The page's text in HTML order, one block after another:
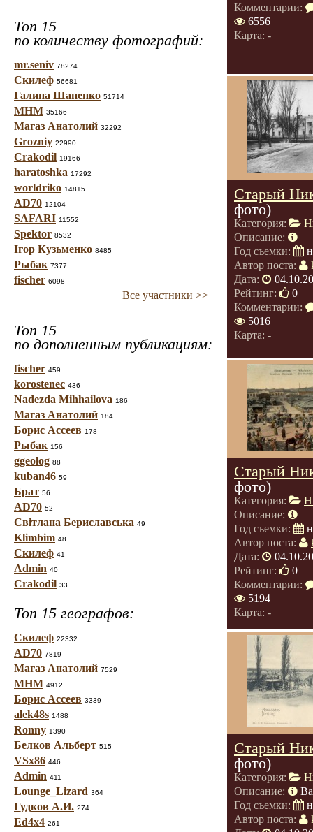
Топ 15
по количеству фотографий:
mr.seniv 78274
Скилеф 56681
Галина Шаненко 51714
МНМ 35166
Магаз Анатолий 32292
Grozniy 22990
Crakodil 19166
haratoshka 17292
worldriko 14815
AD70 12104
SAFARI 11552
Spektor 8532
Ігор Кузьменко 8485
Рыбак 7377
fischer 6098
Все участники >>
Топ 15
по дополненным публикациям:
fischer 459
korostenec 436
Nadezda Mihhailova 186
Магаз Анатолий 184
Борис Ассеев 178
Рыбак 156
ggeolog 88
kuban46 59
Брат 56
AD70 52
Світлана Бериславська 49
Klimbim 48
Скилеф 41
Admin 40
Crakodil 33
Топ 15 географов:
Скилеф 22332
AD70 7819
Магаз Анатолий 7529
МНМ 4912
Борис Ассеев 3339
alek48s 1488
Ronny 1390
Белков Альберт 515
VSx86 446
Admin 411
Lounge_Lizard 364
Гудков А.И. 274
Ed4x4 261
Комментарии:
6556
Карта: -
Старый
фото)
Категория:
Описание:
Год съемки:
Автор поста:
Дата:
Рейтинг:
0
Комментарии:
5016
Карта: -
Старый
фото)
Категория:
Описание:
Год съемки:
Автор поста:
Дата:
Рейтинг:
0
Комментарии:
5194
Карта: -
Старый
фото)
Категория:
Описание:
Год съемки:
Автор поста: